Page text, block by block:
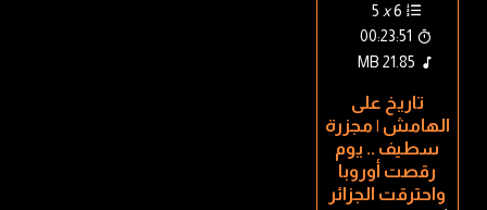
6
x
5
00:23:51
21.85 MB
تاريخ على
الهامش | مجزرة
سطيف .. يوم
رقصت أوروبا
واحترقت الجزائر